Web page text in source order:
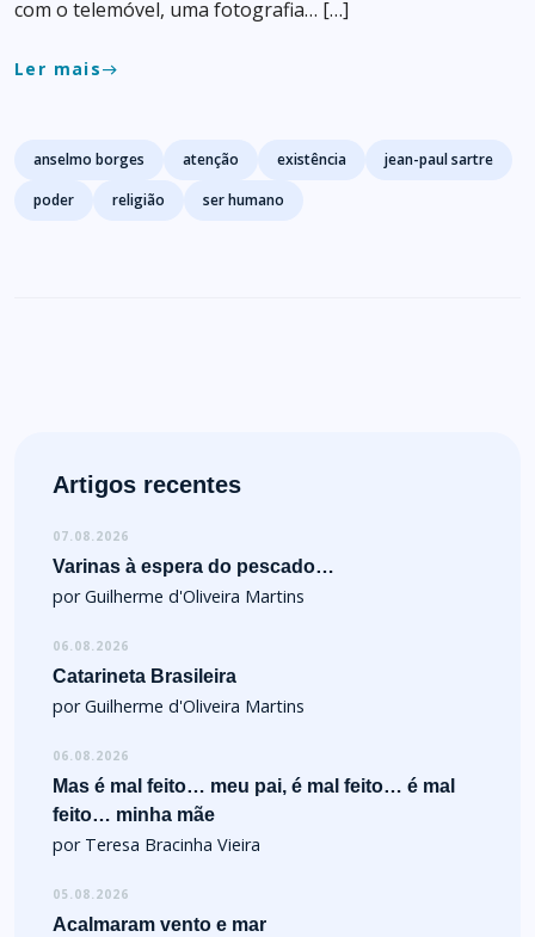
com o telemóvel, uma fotografia… […]
Ler maiseast
Tags
anselmo borges atenção existência
jean-paul sartre
poder
religião ser humano
Artigos recentes
07.08.2026
Varinas à espera do pescado…
por Guilherme d'Oliveira Martins
06.08.2026
Catarineta Brasileira
por Guilherme d'Oliveira Martins
06.08.2026
Mas é mal feito… meu pai, é mal feito… é mal
feito… minha mãe
por Teresa Bracinha Vieira
05.08.2026
Acalmaram vento e mar